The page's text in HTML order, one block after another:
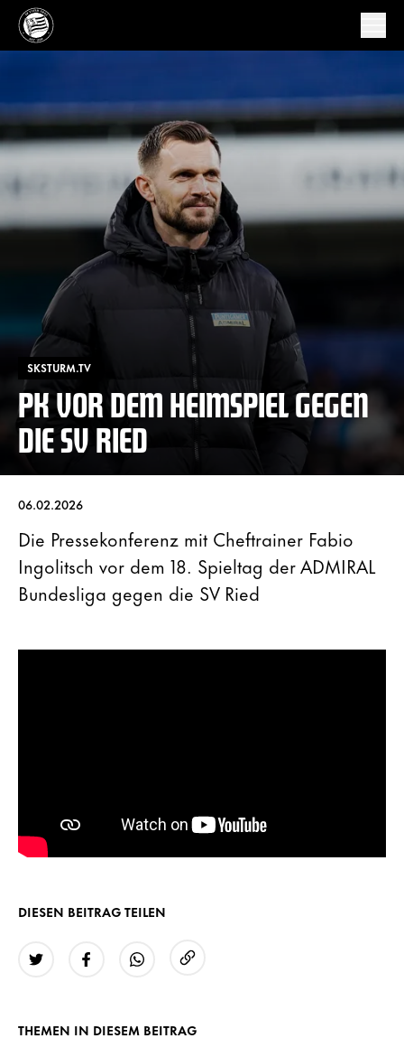
SKSTURM.TV
PK VOR DEM HEIMSPIEL GEGEN
DIE SV RIED
06.02.2026
Die Pressekonferenz mit Cheftrainer Fabio
Ingolitsch vor dem 18. Spieltag der ADMIRAL
Bundesliga gegen die SV Ried
DIESEN BEITRAG TEILEN
THEMEN IN DIESEM BEITRAG